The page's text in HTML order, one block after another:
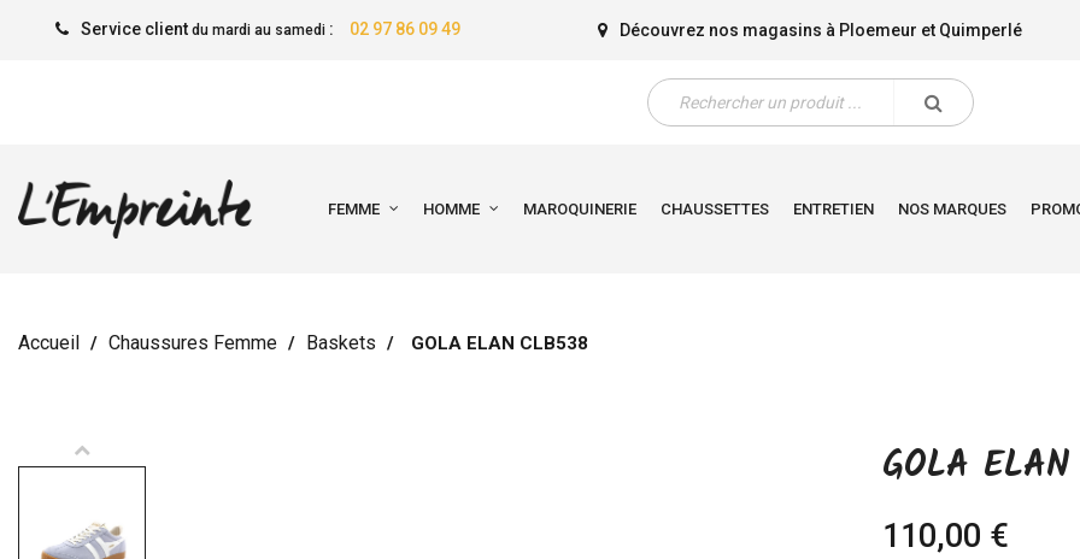
Service client du mardi au samedi: 02 97 86 09 49 Découvrez nos magasins à Ploemeur et Quimperlé
FEMME HOMME MAROQUINERIE CHAUSSETTES ENTRETIEN NOS MARQUES
Accueil Chaussures Femme Baskets GOLA ELAN CLB538
GOLA
110,00 €